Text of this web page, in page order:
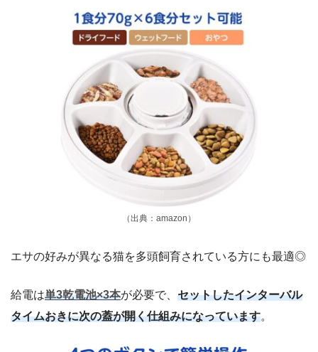
（出典：amazon）
エサの好みが異なる猫を多頭飼育されている方にも最適◎
給電は単3乾電池×3本が必要で、 セットしたインターバル
タイムおきに次の蓋が開く仕組みになっています。